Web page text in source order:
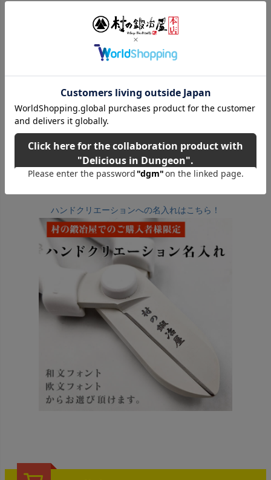
来ます。
◎6文字以上の場合は事前にご相談下さい。
◎1丁からでもお受け致します。
◎1度の名入れにつき1,500円（税抜）です。
※当店でハンドクリエーションを同時に購入された方のみ名入れが可能で
※納期は約3日～1週間です。お早めにご注文下さい。
※ミニクリエーションF165は小さすぎるため、名入れはできません。
ハンドクリエーションへの名入れはこちら！